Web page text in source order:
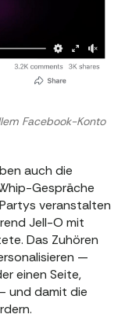
Facebook-Konto
auch die
Gespräche
veranstalten
Jell-O mit
Das Zuhören
—
einen Seite,
und damit die